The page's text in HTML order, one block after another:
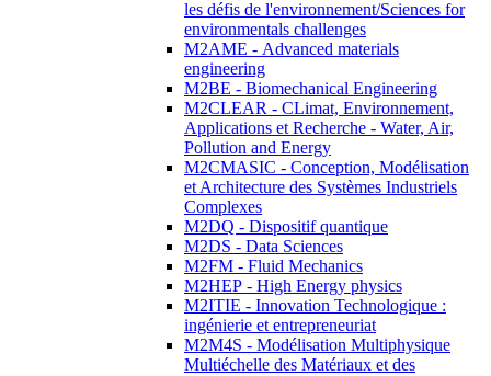
les défis de l'environnement/Sciences for
environmentals challenges
M2AME - Advanced materials
engineering
M2BE - Biomechanical Engineering
M2CLEAR - CLimat, Environnement,
Applications et Recherche - Water, Air,
Pollution and Energy
M2CMASIC - Conception, Modélisation
et Architecture des Systèmes Industriels
Complexes
M2DQ - Dispositif quantique
M2DS - Data Sciences
M2FM - Fluid Mechanics
M2HEP - High Energy physics
M2ITIE - Innovation Technologique :
ingénierie et entrepreneuriat
M2M4S - Modélisation Multiphysique
Multiéchelle des Matériaux et des